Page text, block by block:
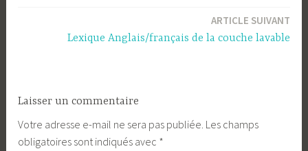
ARTICLE SUIVANT
Lexique Anglais/français de la couche lavable
Laisser un commentaire
Votre adresse e-mail ne sera pas publiée. Les champs
obligatoires sont indiqués avec *